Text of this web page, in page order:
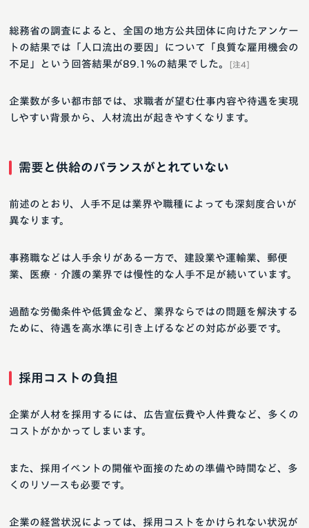
総務省の調査によると、全国の地方公共団体に向けたアンケー
トの結果では「人口流出の要因」について「良質な雇用機会の
不足」という回答結果が89.1％の結果でした。
[注4]
企業数が多い都市部では、求職者が望む仕事内容や待遇を実現
しやすい背景から、人材流出が起きやすくなります。
需要と供給のバランスがとれていない
前述のとおり、人手不足は業界や職種によっても深刻度合いが
異なります。
事務職などは人手余りがある一方で、建設業や運輸業、郵便
業、医療・介護の業界では慢性的な人手不足が続いています。
過酷な労働条件や低賃金など、業界ならではの問題を解決する
ために、待遇を高水準に引き上げるなどの対応が必要です。
採用コストの負担
企業が人材を採用するには、広告宣伝費や人件費など、多くの
コストがかかってしまいます。
また、採用イベントの開催や面接のための準備や時間など、多
くのリソースも必要です。
企業の経営状況によっては、採用コストをかけられない状況が